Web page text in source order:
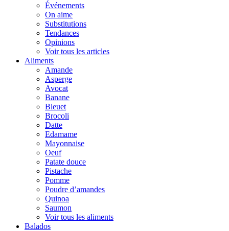
Événements
On aime
Substitutions
Tendances
Opinions
Voir tous les articles
Aliments
Amande
Asperge
Avocat
Banane
Bleuet
Brocoli
Datte
Edamame
Mayonnaise
Oeuf
Patate douce
Pistache
Pomme
Poudre d’amandes
Quinoa
Saumon
Voir tous les aliments
Balados